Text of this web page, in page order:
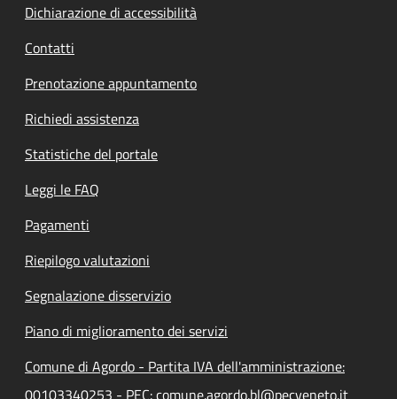
Dichiarazione di accessibilità
Contatti
Prenotazione appuntamento
Richiedi assistenza
Statistiche del portale
Leggi le FAQ
Pagamenti
Riepilogo valutazioni
Segnalazione disservizio
Piano di miglioramento dei servizi
Comune di Agordo - Partita IVA dell'amministrazione:
00103340253 - PEC: comune.agordo.bl@pecveneto.it